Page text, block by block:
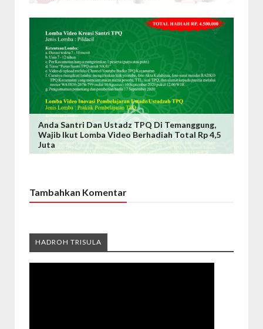
Anda Santri Dan Ustadz TPQ Di Temanggung,
Wajib Ikut Lomba Video Berhadiah Total Rp 4,5
Juta
Tambahkan Komentar
HADROH TRISULA